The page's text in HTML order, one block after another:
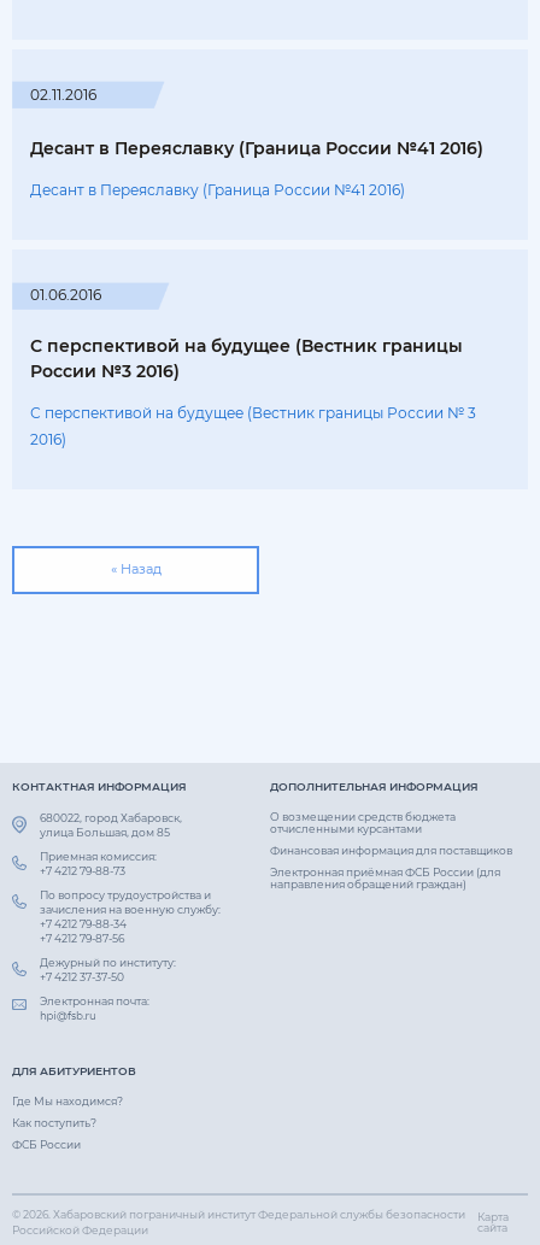
02.11.2016
Десант в Переяславку (Граница России №41 2016)
Десант в Переяславку (Граница России №41 2016)
01.06.2016
С перспективой на будущее (Вестник границы
России №3 2016)
С перспективой на будущее (Вестник границы России № 3
2016)
« Назад
КОНТАКТНАЯ ИНФОРМАЦИЯ
680022, город Хабаровск,
улица Большая, дом 85
Приемная комиссия:
+7 4212 79-88-73
По вопросу трудоустройства и
зачисления на военную службу:
+7 4212 79-88-34
+7 4212 79-87-56
Дежурный по институту:
+7 4212 37-37-50
Электронная почта:
ДОПОЛНИТЕЛЬНАЯ ИНФОРМАЦИЯ
О возмещении средств бюджета
отчисленными курсантами
Финансовая информация для поставщиков
Электронная приёмная ФСБ России (для
направления обращений граждан)
ДЛЯ АБИТУРИЕНТОВ
Где Мы находимся?
Как поступить?
ФСБ России
© 2026. Хабаровский пограничный институт Федеральной службы безопасности
Российской Федерации
Карта
сайта